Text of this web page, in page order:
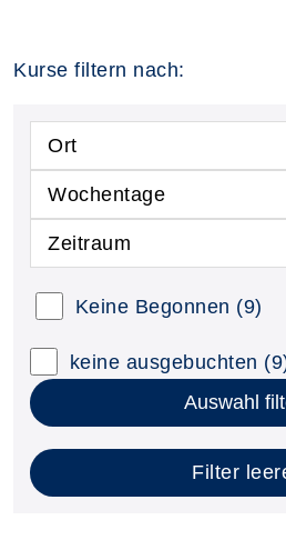
Kurse filtern nach:
Ort
Wochentage
Zeitraum
Keine Begonnen (9)
keine ausgebuchten
Auswahl
Filter